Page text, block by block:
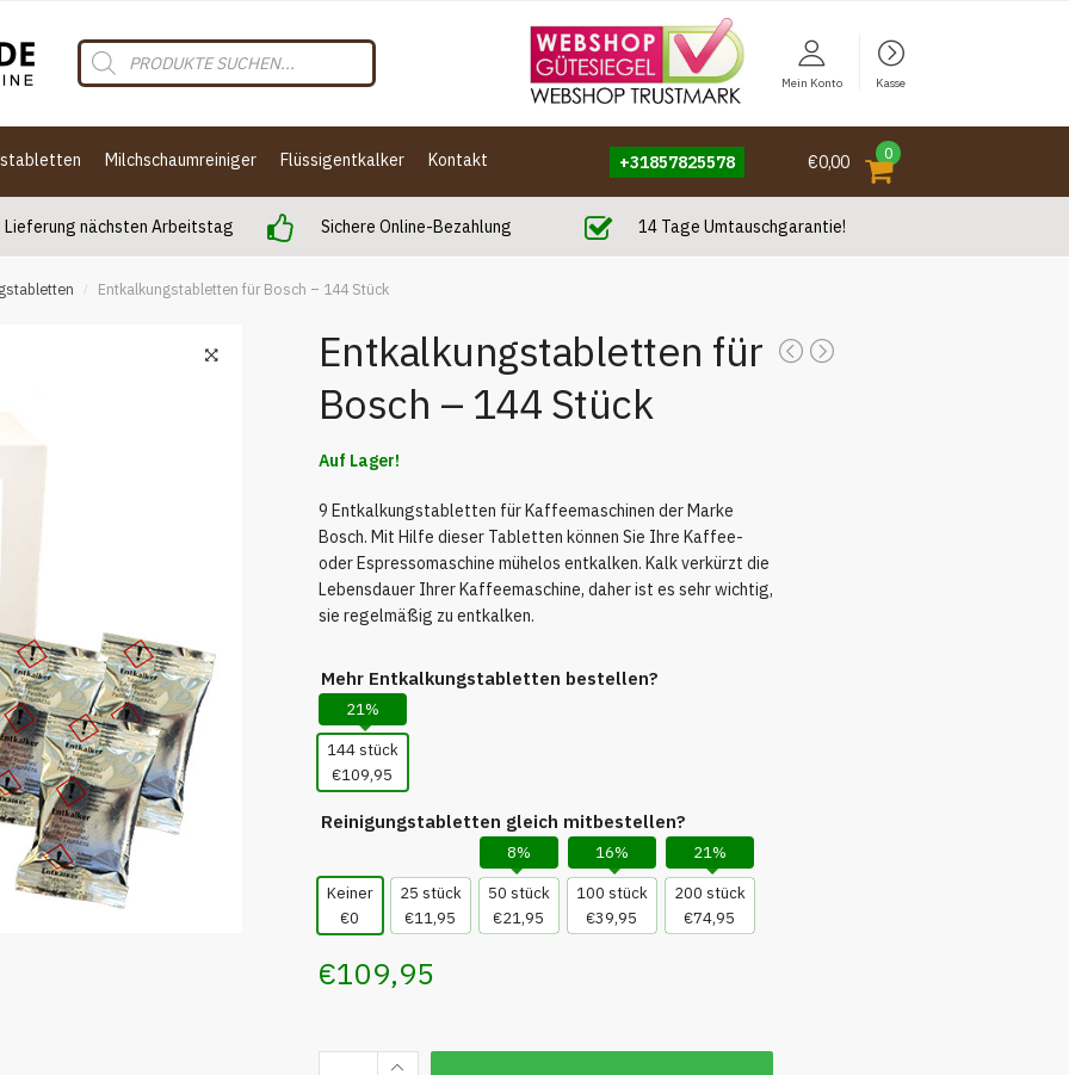
Products
search
Mein Konto Kasse
Milchschaumreiniger Flüssigentkalker Kontakt +31857825578 €0,00 0
Lieferung nächsten Arbeitstag Sichere Online-Bezahlung 14 Tage Umtauschgarantie!
/ Entkalkungstabletten für Bosch – 144 Stück
Entkalkungstabletten für
Bosch – 144 Stück
Auf Lager!
9 Entkalkungstabletten für Kaffeemaschinen der Marke
Bosch. Mit Hilfe dieser Tabletten können Sie Ihre Kaffee-
oder Espressomaschine mühelos entkalken. Kalk verkürzt die
Lebensdauer Ihrer Kaffeemaschine, daher ist es sehr wichtig,
sie regelmäßig zu entkalken.
Mehr Entkalkungstabletten bestellen?
21%
144 stück
€109,95
Reinigungstabletten gleich mitbestellen?
Keiner
€0
25 stück
€11,95
8%
50 stück
€21,95
16%
100 stück
€39,95
21%
200 stück
€74,95
€109,95
Entkalkungstabletten